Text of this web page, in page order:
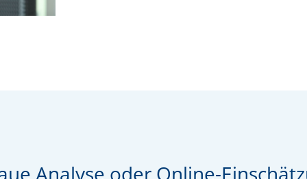
Analyse oder Online-